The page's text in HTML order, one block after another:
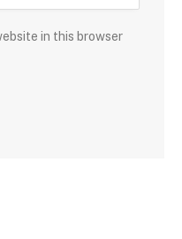
in this browser